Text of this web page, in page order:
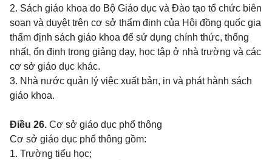
2. Sách giáo khoa do Bộ Giáo dục và Đào tạo tổ chức biên
soạn và duyệt trên cơ sở thẩm định của Hội đồng quốc gia
thẩm định sách giáo khoa để sử dụng chính thức, thống
nhất, ổn định trong giảng dạy, học tập ở nhà trường và các
cơ sở giáo dục khác.
3. Nhà nước quản lý việc xuất bản, in và phát hành sách
giáo khoa.
Điều 26. Cơ sở giáo dục phổ thông
Cơ sở giáo dục phổ thông gồm:
1. Trường tiểu học;